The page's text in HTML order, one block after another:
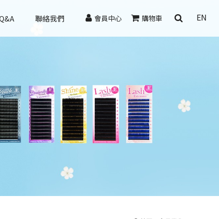
EN
會員中心 購物車
聯絡我們